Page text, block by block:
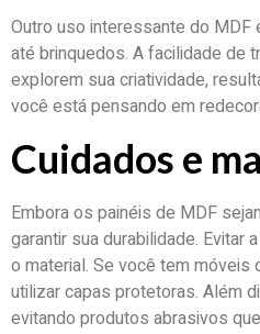
Outro uso interessante do
até brinquedos. A facilidade de
explorem sua criatividade,
você está pensando em
Cuidados e
Embora os painéis de MDF
garantir sua durabilidade. Evitar
o material. Se você tem móveis
utilizar capas protetoras. Além
evitando produtos abrasivos